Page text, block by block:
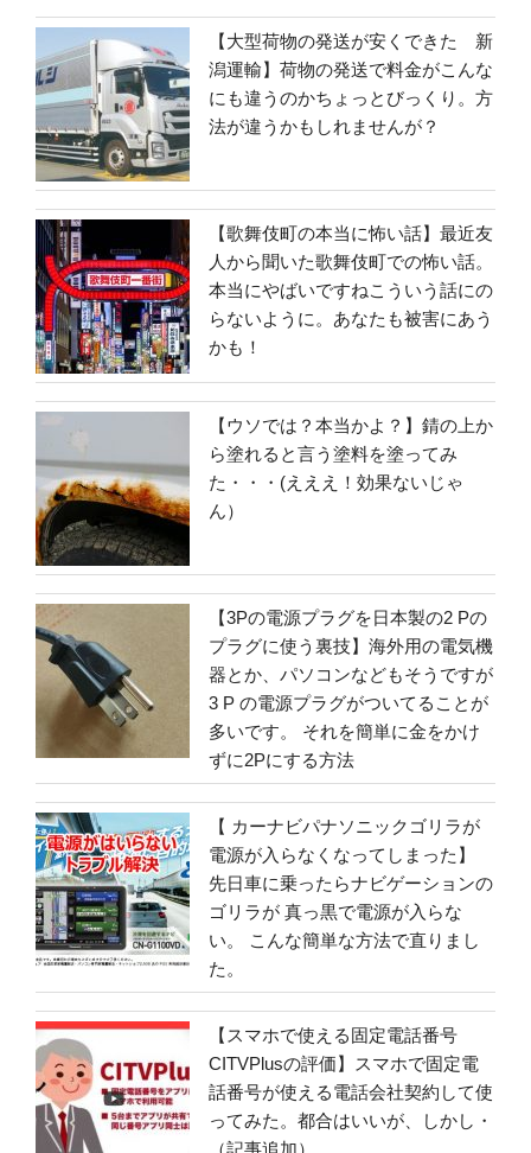
【大型荷物の発送が安くできた 新
潟運輸】荷物の発送で料金がこんな
にも違うのかちょっとびっくり。方
法が違うかもしれませんが？
【歌舞伎町の本当に怖い話】最近友
人から聞いた歌舞伎町での怖い話。
本当にやばいですねこういう話にの
らないように。あなたも被害にあう
かも！
【ウソでは？本当かよ？】錆の上か
ら塗れると言う塗料を塗ってみ
た・・・(えええ！効果ないじゃ
ん）
【3Pの電源プラグを日本製の2 Pの
プラグに使う裏技】海外用の電気機
器とか、パソコンなどもそうですが
3 P の電源プラグがついてることが
多いです。 それを簡単に金をかけ
ずに2Pにする方法
【 カーナビパナソニックゴリラが
電源が入らなくなってしまった】
先日車に乗ったらナビゲーションの
ゴリラが 真っ黒で電源が入らな
い。 こんな簡単な方法で直りまし
た。
【スマホで使える固定電話番号
CITVPlusの評価】スマホで固定電
話番号が使える電話会社契約して使
ってみた。都合はいいが、しかし・
（記事追加）